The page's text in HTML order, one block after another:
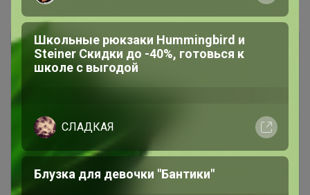
Чтобы ответить или задать вопрос
необходимо авторизоваться на сайте
Это займет меньше минуты
Школьные рюкзаки Hummingbird и
Steiner Скидки до -40%, готовься к
школе с выгодой
СЛАДКАЯ
Блузка для девочки "Бантики"